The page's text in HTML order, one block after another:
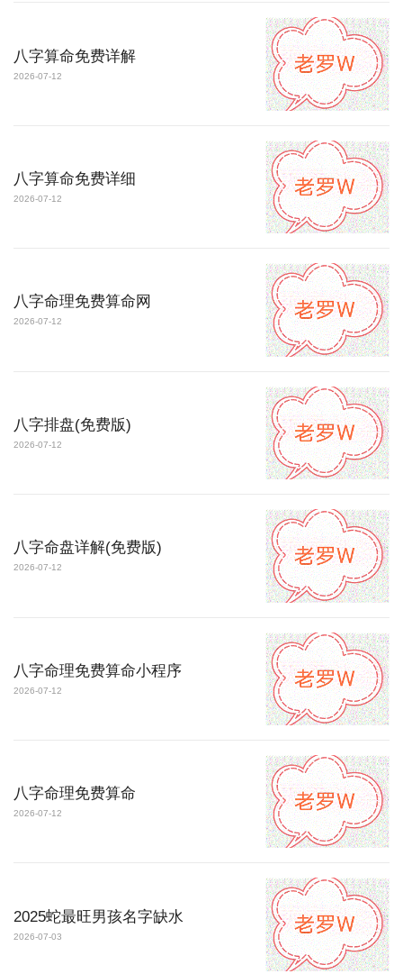
八字算命免费详解
2026-07-12
八字算命免费详细
2026-07-12
八字命理免费算命网
2026-07-12
八字排盘(免费版)
2026-07-12
八字命盘详解(免费版)
2026-07-12
八字命理免费算命小程序
2026-07-12
八字命理免费算命
2026-07-12
2025蛇最旺男孩名字缺水
2026-07-03